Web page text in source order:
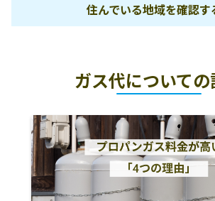
社／ナカ営業所
東2632−10
常陸農業協同組
スセンター
那珂市横堀60-1
高圧設備有限会
那珂市菅谷1978-
住んでいる地域を確認す
常陸大宮市
水戸市
小美玉市
東茨城郡茨城町
東茨城郡城里町
鹿嶋市
潮来市
ガス代について